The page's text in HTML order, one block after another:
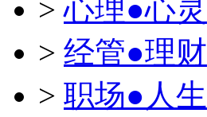
>心理●心灵
> 经管●理财
> 职场●人生